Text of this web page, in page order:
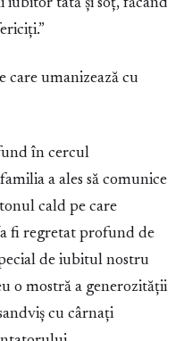
iubitor tată și soț, făcând
care umanizează cu
în cercul
a ales să comunice
cald pe care
fi regretat profund de
de iubitul nostru
o mostră a generozității
cu cârnați